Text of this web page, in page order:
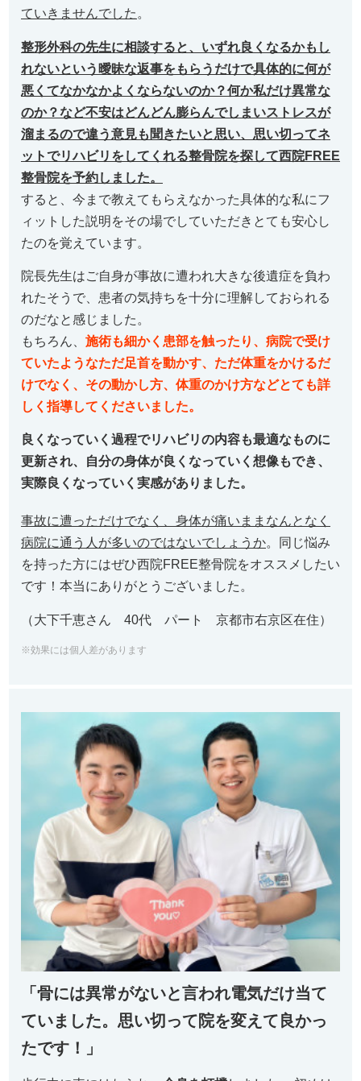
ていきませんでした 。
整形外科の先生に相談すると、いずれ良くなるかもし
れないという曖昧な返事をもらうだけで具体的に何が
悪くてなかなかよくならないのか？何か私だけ異常な
のか？など不安はどんどん膨らんでしまいストレスが
溜まるので違う意見も聞きたいと思い、思い切ってネ
ットでリハビリをしてくれる整骨院を探して西院FREE
整骨院を予約しました。
すると、今まで教えてもらえなかった具体的な私にフ
ィットした説明をその場でしていただきとても安心し
たのを覚えています。
院長先生はご自身が事故に遭われ大きな後遺症を負わ
れたそうで、患者の気持ちを十分に理解しておられる
のだなと感じました。
もちろん、 施術も細かく患部を触ったり、病院で受け
ていたようなただ足首を動かす、ただ体重をかけるだ
けでなく、その動かし方、体重のかけ方などとても詳
しく指導してくださいました。
良くなっていく過程でリハビリの内容も最適なものに
更新され、自分の身体が良くなっていく想像もでき、
実際良くなっていく実感がありました。
事故に遭っただけでなく、身体が痛いままなんとなく
病院に通う人が多いのではないでしょうか。同じ悩み
を持った方にはぜひ西院FREE整骨院をオススメしたい
です！本当にありがとうございました。
（大下千恵さん 40代 パート 京都市右京区在住）
※効果には個人差があります
「骨には異常がないと言われ電気だけ当て
ていました。思い切って院を変えて良かっ
たです！」